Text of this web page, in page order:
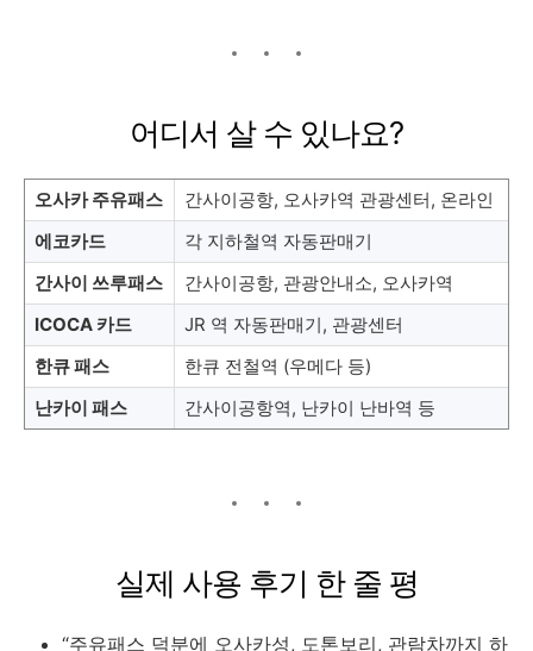
어디서 살 수 있나요?
오사카 주유패스
간사이공항, 오사카역 관광센터, 온라인
에코카드
각 지하철역 자동판매기
간사이 쓰루패스
간사이공항, 관광안내소, 오사카역
ICOCA 카드
JR 역 자동판매기, 관광센터
한큐 패스
한큐 전철역 (우메다 등)
난카이 패스
간사이공항역, 난카이 난바역 등
실제 사용 후기 한 줄 평
“주유패스 덕분에 오사카성, 도톤보리, 관람차까지 하